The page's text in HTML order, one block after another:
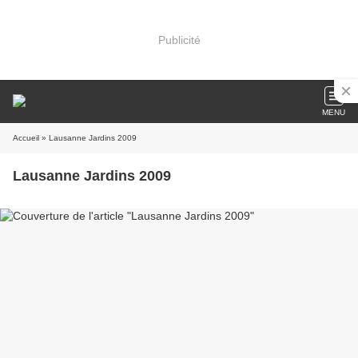
Publicité
MENU
Accueil » Lausanne Jardins 2009
Lausanne Jardins 2009